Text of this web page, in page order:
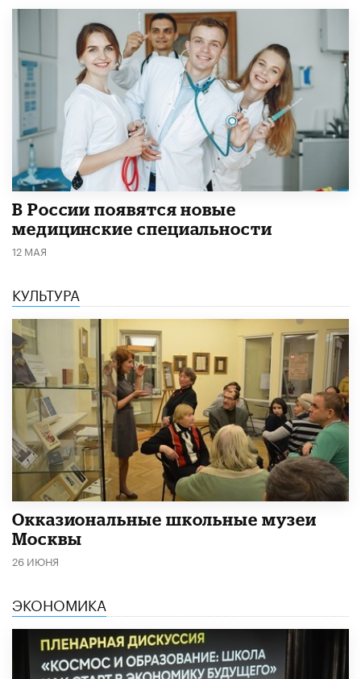
В России появятся новые
медицинские специальности
12 МАЯ
КУЛЬТУРА
​Окказиональные школьные музеи
Москвы
26 ИЮНЯ
ЭКОНОМИКА